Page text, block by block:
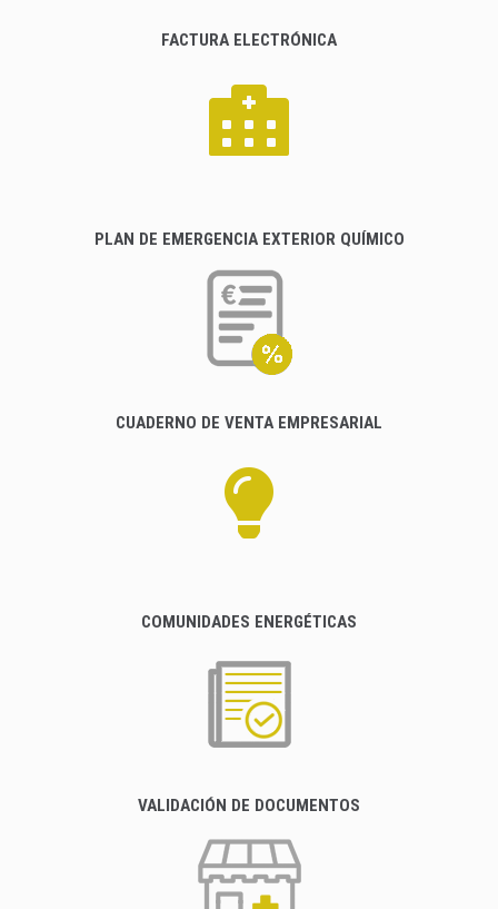
FACTURA ELECTRÓNICA
PLAN DE EMERGENCIA EXTERIOR QUÍMICO
CUADERNO DE VENTA EMPRESARIAL
COMUNIDADES ENERGÉTICAS
VALIDACIÓN DE DOCUMENTOS